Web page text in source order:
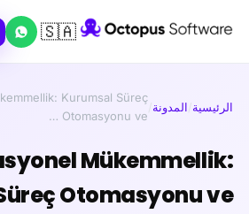
🇸🇦
الرئيسية/المدونة/
Kurumsal Süreç
Otomasyonu ve …
Mükemmellik:
Otomasyonu ve